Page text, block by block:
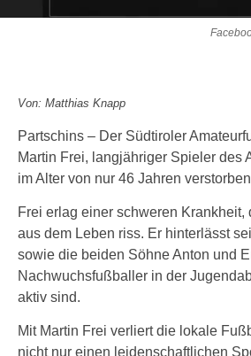
Von: Matthias Knapp
Partschins – Der Südtiroler
Martin Frei, langjähriger Spieler des
im Alter von nur 46 Jahren
Frei erlag einer schweren Krankheit,
aus dem Leben riss. Er hinterlässt
sowie die beiden Söhne Anton und
Nachwuchsfußballer in der
aktiv sind.
Mit Martin Frei verliert die lokale
nicht nur einen leidenschaftlichen